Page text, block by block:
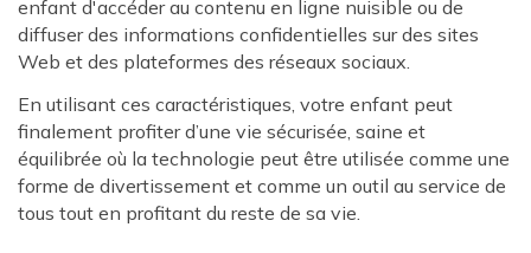
enfant d'accéder au contenu en ligne nuisible ou de
diffuser des informations confidentielles sur des sites
Web et des plateformes des réseaux sociaux.
En utilisant ces caractéristiques, votre enfant peut
finalement profiter d’une vie sécurisée, saine et
équilibrée où la technologie peut être utilisée comme une
forme de divertissement et comme un outil au service de
tous tout en profitant du reste de sa vie.